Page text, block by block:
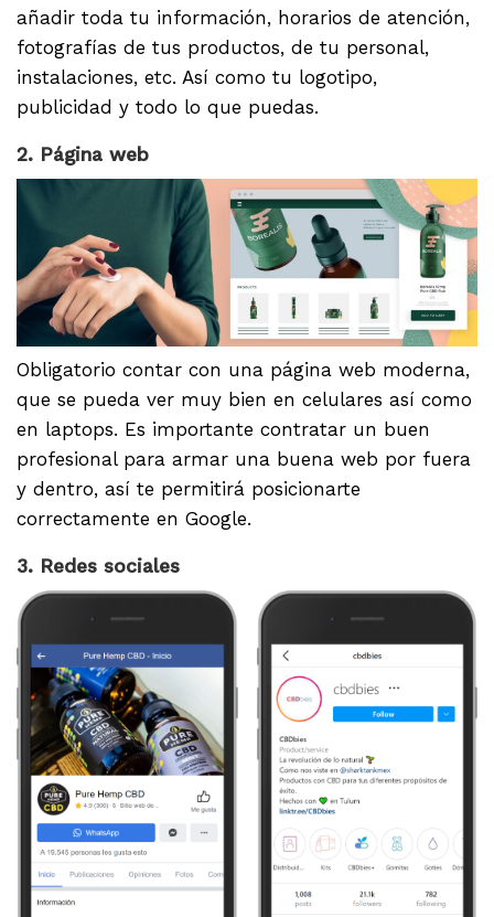
añadir toda tu información, horarios de atención,
fotografías de tus productos, de tu personal,
instalaciones, etc. Así como tu logotipo,
publicidad y todo lo que puedas.
2. Página web
Obligatorio contar con una página web moderna,
que se pueda ver muy bien en celulares así como
en laptops. Es importante contratar un buen
profesional para armar una buena web por fuera
y dentro, así te permitirá posicionarte
correctamente en Google.
3. Redes sociales